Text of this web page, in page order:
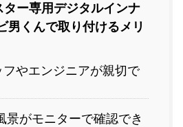
ター専用デジタルインナ
男くんで取り付けるメリ
フやエンジニアが親切で
景がモニターで確認でき